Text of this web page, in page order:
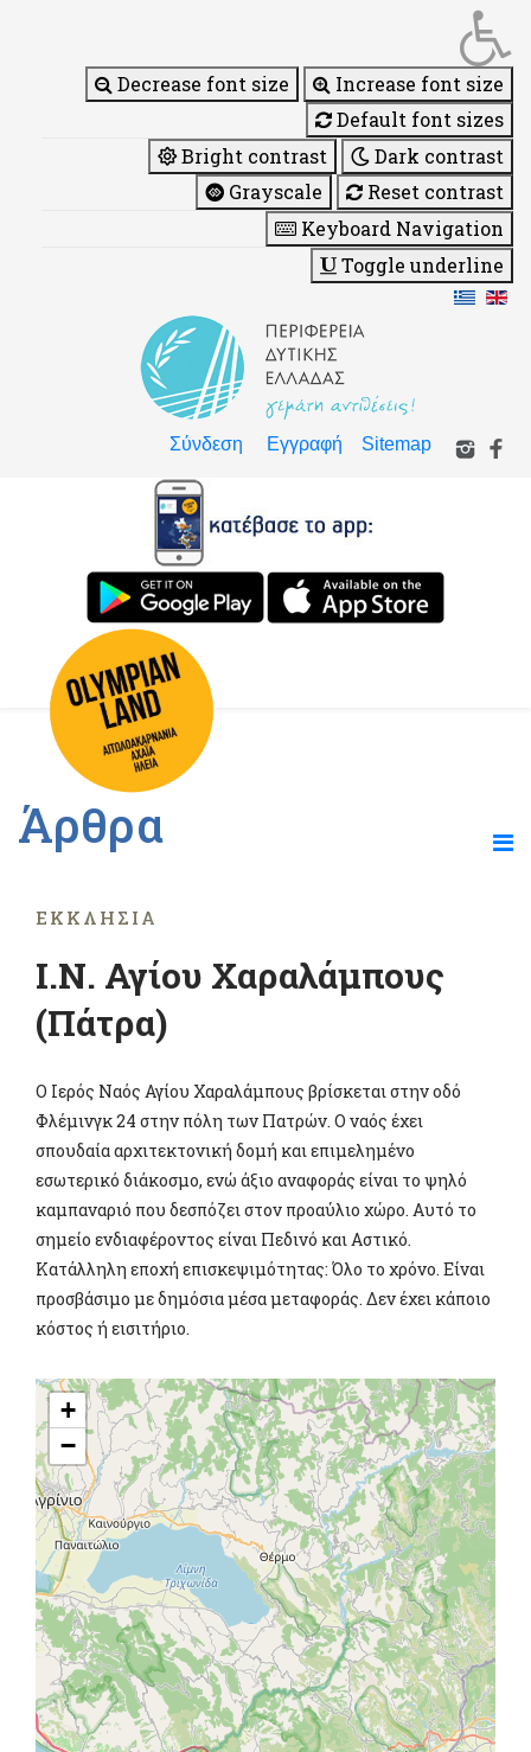
Decrease font size
Increase font size
Default font sizes
Bright contrast
Dark contrast
Grayscale
Reset contrast
Keyboard Navigation
Toggle underline
Σύνδεση Εγγραφή Sitemap
Άρθρα
ΕΚΚΛΗΣΊΑ
Ι.Ν. Αγίου Χαραλάμπους
(Πάτρα)
Ο Ιερός Ναός Αγίου Χαραλάμπους βρίσκεται στην οδό
Φλέμινγκ 24 στην πόλη των Πατρών. Ο ναός έχει
σπουδαία αρχιτεκτονική δομή και επιμελημένο
εσωτερικό διάκοσμο, ενώ άξιο αναφοράς είναι το ψηλό
καμπαναριό που δεσπόζει στον προαύλιο χώρο. Αυτό το
σημείο ενδιαφέροντος είναι Πεδινό και Αστικό.
Κατάλληλη εποχή επισκεψιμότητας: Όλο το χρόνο. Είναι
προσβάσιμο με δημόσια μέσα μεταφοράς. Δεν έχει κάποιο
κόστος ή εισιτήριο.
+
−